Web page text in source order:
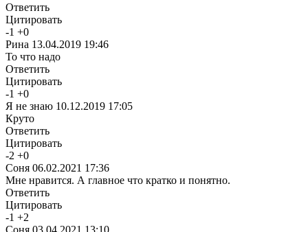
Ответить
Цитировать
-1 +0
Рина 13.04.2019 19:46
То что надо
Ответить
Цитировать
-1 +0
Я не знаю 10.12.2019 17:05
Круто
Ответить
Цитировать
-2 +0
Соня 06.02.2021 17:36
Мне нравится. А главное что кратко и понятно.
Ответить
Цитировать
-1 +2
Соня 03.04.2021 13:10